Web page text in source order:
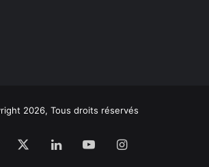
2026, Tous droits réservés
LinkedinYouTubeInstagram